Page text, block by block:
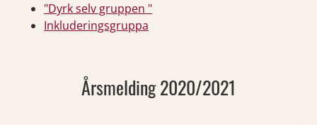
"Dyrk selv gruppen "
Inkluderingsgruppa
Årsmelding 2020/2021